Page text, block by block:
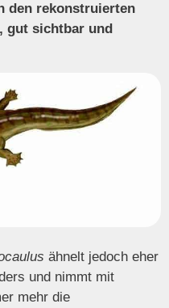
den rekonstruierten
gut sichtbar und
ähnelt jedoch eher
und nimmt mit
mehr die